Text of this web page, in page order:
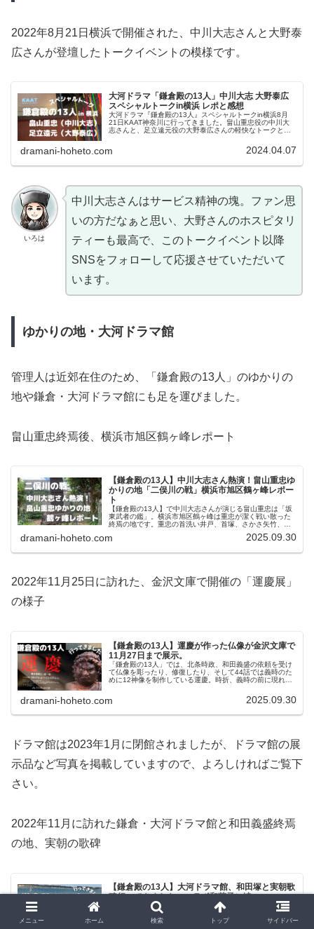
2022年8月21日横浜で開催された、中川大志さんと大野泰
広さんが登壇したトークイベントの模様です。
大河ドラマ「鎌倉殿の13人」中川大志 大野泰広
スペシャルトークin横浜 レポと感想
大河ドラマ『鎌倉殿の13人』スペシャルトークin横浜8月
21日KAAT神奈川に行ってきました。畠山重忠役の中川大
志さんと、足立遠元役の大野泰広さんの軽快なトークと出
dramani-hoheto.com 2024.04.07
いろは
中川大志さんはサービス精神の塊。ファン思
いの方だなぁと思い、大野さんのホスピタリ
ティーも最高で、このトークイベント以降
SNSをフォローして応援させていただいて
います。
ゆかりの地・大河ドラマ館
管理人は近郊在住のため、「鎌倉殿の13人」のゆかりの
地や鎌倉・大河ドラマ館にも足を運びました。
畠山重忠終焉後、横浜市旭区鶴ヶ峰レポート
【鎌倉殿の13人】中川大志さん熱演！畠山重忠ゆ
かりの地「二俣川の戦」横浜市旭区鶴ヶ峰レポー
ト
【鎌倉殿の13人】で中川大志さんが演じる畠山重忠は「坂
東武者の鑑」。横浜市旭区鶴ヶ峰は重忠が潔く戦い散った
終焉の地です。重忠の首洗い井戸、首塚、さかさ矢竹、六
かりの地マップ」をもとに散策しました。
dramani-hoheto.com 2025.09.30
2022年11月25日に訪れた、金沢文庫で開催の「運慶展」
の様子
【鎌倉殿の13人】運慶が作った仏像が金沢文庫で
11月27日まで展示。
「鎌倉殿の13人」では、北条時政、和田義盛の依頼を受け
て仏像を彫ったり、修復したり、そして44話では義時のた
めに12神像を制作している運慶。時折、義時の前に現れて
dramani-hoheto.com 2025.09.30
ドラマ館は2023年1月に閉館されましたが、ドラマ館の展
示品など写真を掲載していますので、よろしければご覧下
さい。
2022年11月に訪れた鎌倉・大河ドラマ館と和田義盛終焉
の地、実朝の歌碑
【鎌倉殿の13人】大河ドラマ館、和田塚と実朝歌
碑行ってきました。コラボ和菓子に涙。
来館者数が20万人を突破した「鎌倉殿の13人大河ドラマ
館」 番組の進行に合わせて展示が入れ替えされるので、い
つ行っても新たな発見があります。鶴ケ岡八幡宮の「大河
メニュー ホーム 検索 トップ サイドバー